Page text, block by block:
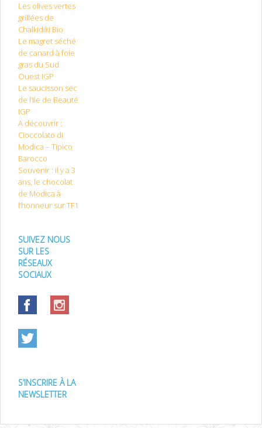
Les olives vertes
grillées de
Chalkidiki Bio
Le magret séché
de canard à foie
gras du Sud
Ouest IGP
Le saucisson sec
de l’Ile de Beauté
IGP
A découvrir :
Cioccolato di
Modica – Tipico
Barocco
Souvenir : il y a 3
ans, le chocolat
de Modica à
l’honneur sur TF1
SUIVEZ NOUS
SUR LES
RÉSEAUX
SOCIAUX
S’INSCRIRE À LA
NEWSLETTER